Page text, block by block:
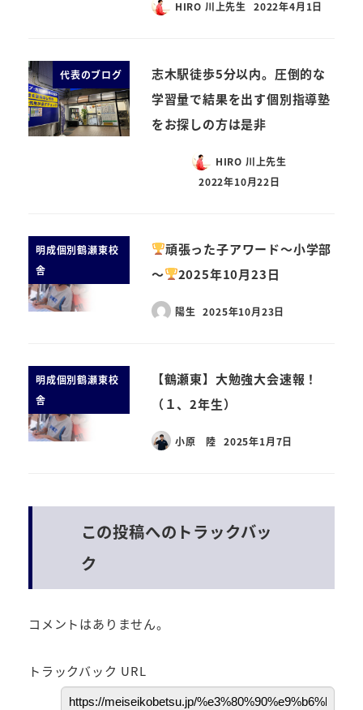
HIRO 川上先生 2022年4月1日
代表のブログ
志木駅徒歩5分以内。圧倒的な
学習量で結果を出す個別指導塾
をお探しの方は是非
HIRO 川上先生
2022年10月22日
明成個別鶴瀬東校
舎
頑張った子アワード～小学部
～
2025年10月23日
陽生 2025年10月23日
明成個別鶴瀬東校
舎
【鶴瀬東】大勉強大会速報！
（１、2年生）
小原 陸 2025年1月7日
この投稿へのトラックバッ
ク
コメントはありません。
トラックバック URL